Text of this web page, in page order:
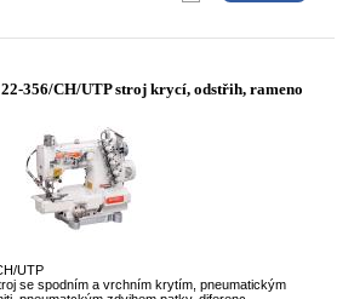
356/CH/UTP stroj krycí, odstřih, rameno
UTP
se spodním a vrchním krytím, pneumatickým